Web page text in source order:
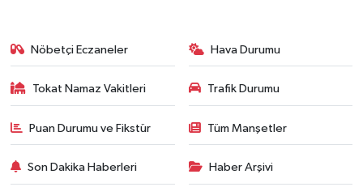
Nöbetçi Eczaneler Hava Durumu
Tokat Namaz Vakitleri Trafik Durumu
Puan Durumu ve Fikstür Tüm Manşetler
Son Dakika Haberleri Haber Arşivi